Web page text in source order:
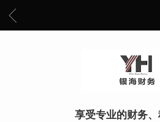
享受专业的财务